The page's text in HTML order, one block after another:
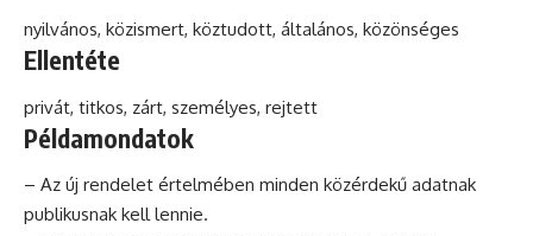
nyilvános, közismert, köztudott, általános, közönséges
Ellentéte
privát, titkos, zárt, személyes, rejtett
Példamondatok
– Az új rendelet értelmében minden közérdekű adatnak
publikusnak kell lennie.